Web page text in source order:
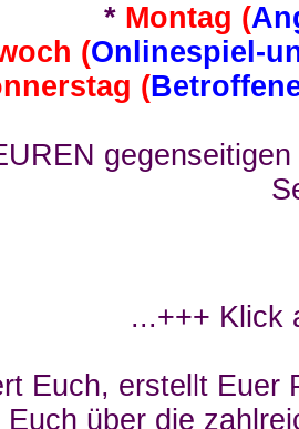
* Montag (
(Onlinespiel-
(
...+++ Klick
Euch, erstellt Euer
über die